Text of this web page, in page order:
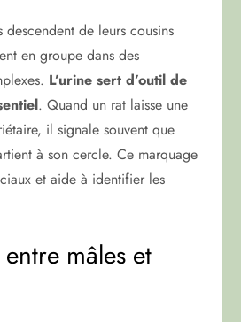
descendent de leurs cousins
en groupe dans des
L’urine sert d’outil de
. Quand un rat laisse une
il signale souvent que
à son cercle. Ce marquage
et aide à identifier les
mâles et